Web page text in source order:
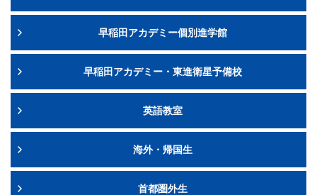
早稲田アカデミー個別進学館
早稲田アカデミー・東進衛星予備校
英語教室
海外・帰国生
首都圏外生